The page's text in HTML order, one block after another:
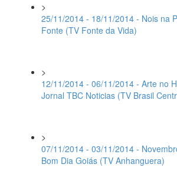
>
25/11/2014 - 18/11/2014 - Nois na
Fonte (TV Fonte da Vida)
>
12/11/2014 - 06/11/2014 - Arte no
Jornal TBC Noticias (TV Brasil
>
07/11/2014 - 03/11/2014 -
Bom Dia Goiás (TV Anhanguera)